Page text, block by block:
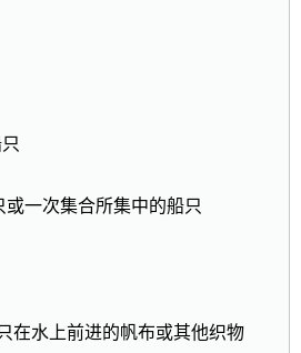
一次集合所集中的船只
在水上前进的帆布或其他织物